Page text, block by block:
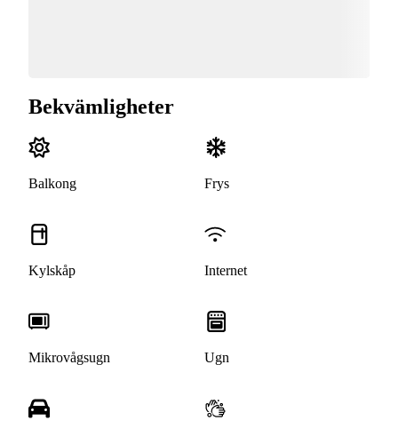
Bekvämligheter
Balkong Frys
Kylskåp Internet
Mikrovågsugn Ugn